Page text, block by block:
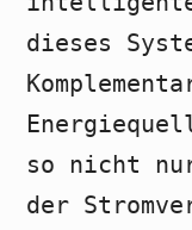
dieses
so nicht
der